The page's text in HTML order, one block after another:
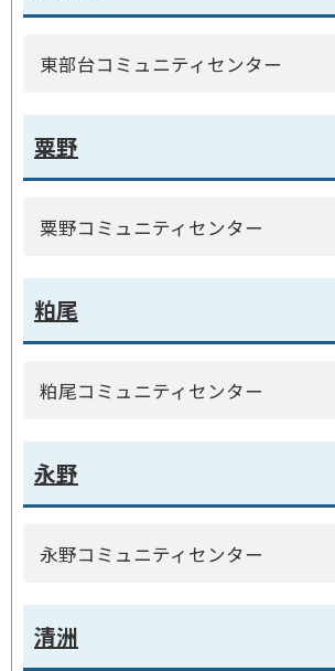
東部台コミュニティセンター
粟野
粟野コミュニティセンター
粕尾
粕尾コミュニティセンター
永野
永野コミュニティセンター
清洲